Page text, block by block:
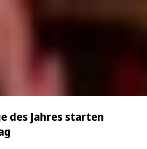
des Jahres starten